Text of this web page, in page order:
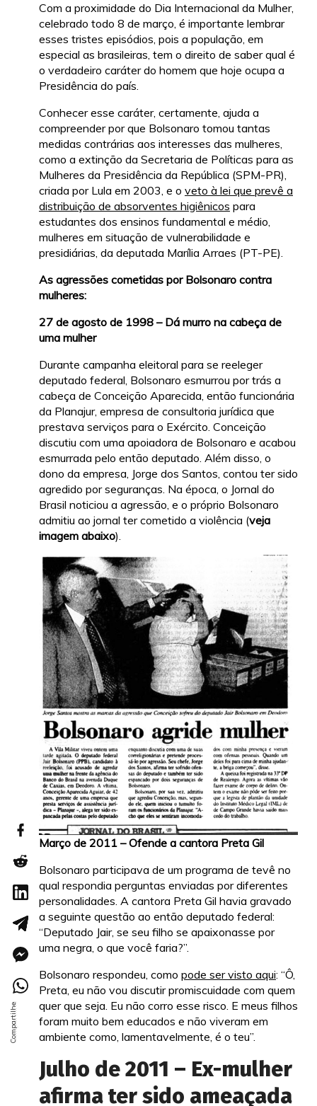
Com a proximidade do Dia Internacional da Mulher,
celebrado todo 8 de março, é importante lembrar
esses tristes episódios, pois a população, em
especial as brasileiras, tem o direito de saber qual é
o verdadeiro caráter do homem que hoje ocupa a
Presidência do país.
Conhecer esse caráter, certamente, ajuda a
compreender por que Bolsonaro tomou tantas
medidas contrárias aos interesses das mulheres,
como a extinção da Secretaria de Políticas para as
Mulheres da Presidência da República (SPM-PR),
criada por Lula em 2003, e o veto à lei que prevê a
distribuição de absorventes higiênicos para
estudantes dos ensinos fundamental e médio,
mulheres em situação de vulnerabilidade e
presidiárias, da deputada Marília Arraes (PT-PE).
As agressões cometidas por Bolsonaro contra
mulheres:
27 de agosto de 1998 – Dá murro na cabeça de
uma mulher
Durante campanha eleitoral para se reeleger
deputado federal, Bolsonaro esmurrou por trás a
cabeça de Conceição Aparecida, então funcionária
da Planajur, empresa de consultoria jurídica que
prestava serviços para o Exército. Conceição
discutiu com uma apoiadora de Bolsonaro e acabou
esmurrada pelo então deputado. Além disso, o
dono da empresa, Jorge dos Santos, contou ter sido
agredido por seguranças. Na época, o Jornal do
Brasil noticiou a agressão, e o próprio Bolsonaro
admitiu ao jornal ter cometido a violência (veja
imagem abaixo).
Março de 2011 – Ofende a cantora Preta Gil
Bolsonaro participava de um programa de tevê no
qual respondia perguntas enviadas por diferentes
personalidades. A cantora Preta Gil havia gravado
a seguinte questão ao então deputado federal:
“Deputado Jair, se seu filho se apaixonasse por
uma negra, o que você faria?”.
Bolsonaro respondeu, como pode ser visto aqui: “Ô,
Preta, eu não vou discutir promiscuidade com quem
quer que seja. Eu não corro esse risco. E meus filhos
foram muito bem educados e não viveram em
ambiente como, lamentavelmente, é o teu”.
Julho de 2011 – Ex-mulher
afirma ter sido ameaçada